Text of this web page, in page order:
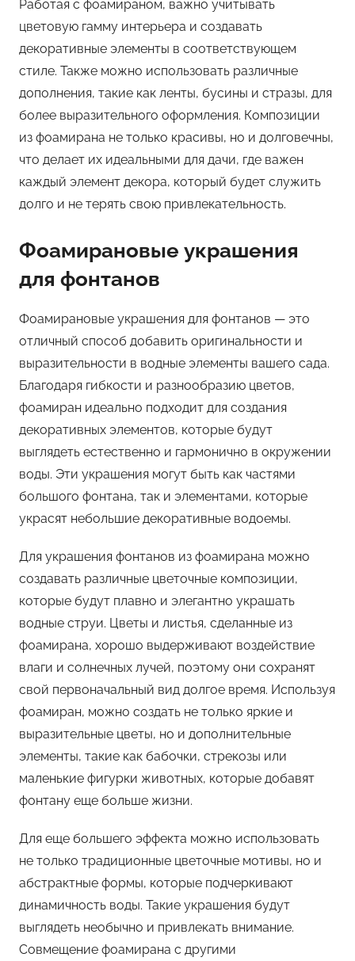
Работая с фоамираном, важно учитывать
цветовую гамму интерьера и создавать
декоративные элементы в соответствующем
стиле. Также можно использовать различные
дополнения, такие как ленты, бусины и стразы, для
более выразительного оформления. Композиции
из фоамирана не только красивы, но и долговечны,
что делает их идеальными для дачи, где важен
каждый элемент декора, который будет служить
долго и не терять свою привлекательность.
Фоамирановые украшения
для фонтанов
Фоамирановые украшения для фонтанов — это
отличный способ добавить оригинальности и
выразительности в водные элементы вашего сада.
Благодаря гибкости и разнообразию цветов,
фоамиран идеально подходит для создания
декоративных элементов, которые будут
выглядеть естественно и гармонично в окружении
воды. Эти украшения могут быть как частями
большого фонтана, так и элементами, которые
украсят небольшие декоративные водоемы.
Для украшения фонтанов из фоамирана можно
создавать различные цветочные композиции,
которые будут плавно и элегантно украшать
водные струи. Цветы и листья, сделанные из
фоамирана, хорошо выдерживают воздействие
влаги и солнечных лучей, поэтому они сохранят
свой первоначальный вид долгое время. Используя
фоамиран, можно создать не только яркие и
выразительные цветы, но и дополнительные
элементы, такие как бабочки, стрекозы или
маленькие фигурки животных, которые добавят
фонтану еще больше жизни.
Для еще большего эффекта можно использовать
не только традиционные цветочные мотивы, но и
абстрактные формы, которые подчеркивают
динамичность воды. Такие украшения будут
выглядеть необычно и привлекать внимание.
Совмещение фоамирана с другими